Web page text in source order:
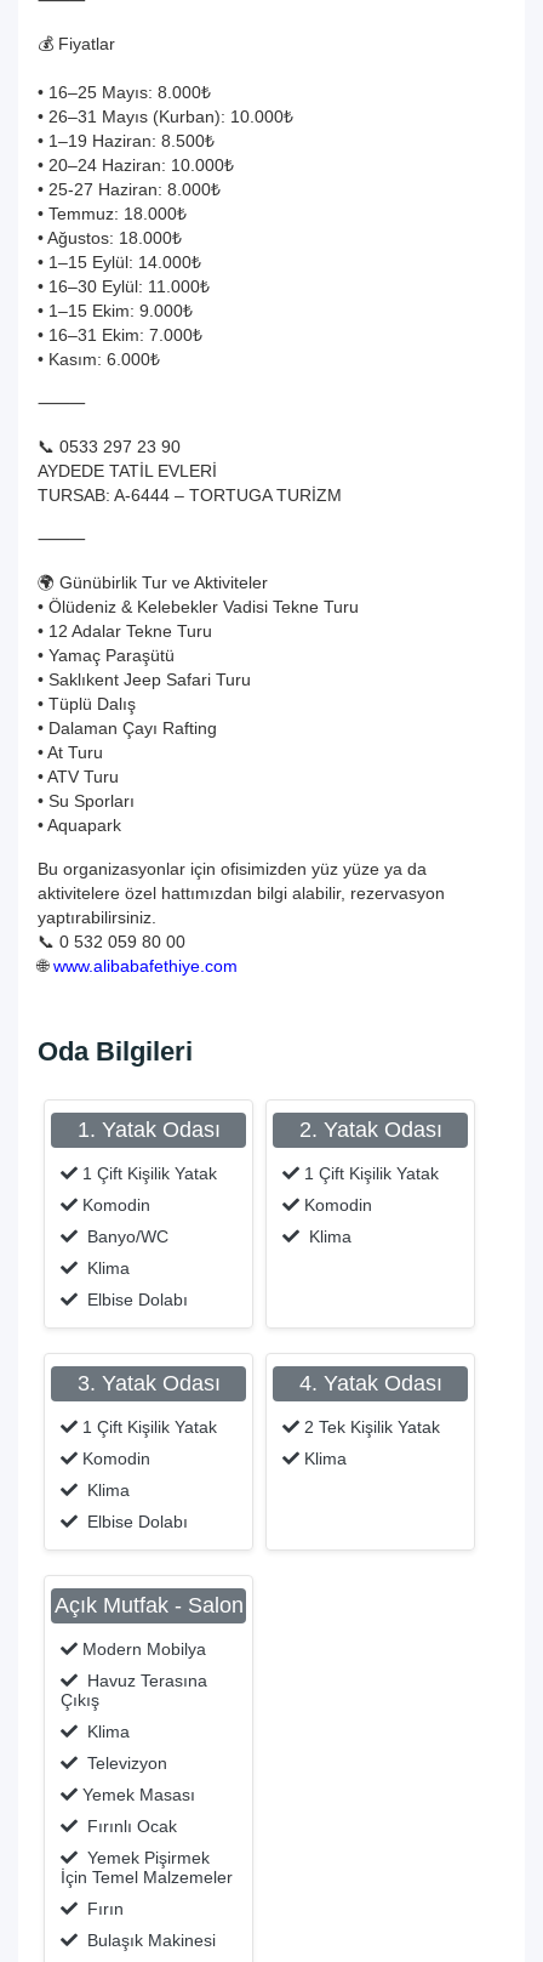
💰 Fiyatlar
• 16–25 Mayıs: 8.000₺
• 26–31 Mayıs (Kurban): 10.000₺
• 1–19 Haziran: 8.500₺
• 20–24 Haziran: 10.000₺
• 25-27 Haziran: 8.000₺
• Temmuz: 18.000₺
• Ağustos: 18.000₺
• 1–15 Eylül: 14.000₺
• 16–30 Eylül: 11.000₺
• 1–15 Ekim: 9.000₺
• 16–31 Ekim: 7.000₺
• Kasım: 6.000₺
⸻
📞 0533 297 23 90
AYDEDE TATİL EVLERİ
TURSAB: A-6444 – TORTUGA TURİZM
⸻
🌍 Günübirlik Tur ve Aktiviteler
• Ölüdeniz & Kelebekler Vadisi Tekne Turu
• 12 Adalar Tekne Turu
• Yamaç Paraşütü
• Saklıkent Jeep Safari Turu
• Tüplü Dalış
• Dalaman Çayı Rafting
• At Turu
• ATV Turu
• Su Sporları
• Aquapark
Bu organizasyonlar için ofisimizden yüz yüze ya da
aktivitelere özel hattımızdan bilgi alabilir, rezervasyon
yaptırabilirsiniz.
📞 0 532 059 80 00
🌐www.alibabafethiye.com
Oda Bilgileri
1. Yatak Odası
1 Çift Kişilik Yatak
Komodin
Banyo/WC
Klima
Elbise Dolabı
2. Yatak Odası
1 Çift Kişilik Yatak
Komodin
Klima
3. Yatak Odası
1 Çift Kişilik Yatak
Komodin
Klima
Elbise Dolabı
4. Yatak Odası
2 Tek Kişilik Yatak
Klima
Açık Mutfak - Salon
Modern Mobilya
Havuz Terasına
Çıkış
Klima
Televizyon
Yemek Masası
Fırınlı Ocak
Yemek Pişirmek
İçin Temel Malzemeler
Fırın
Bulaşık Makinesi